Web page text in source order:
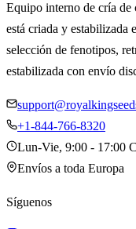
Equipo interno de cría de
está criada y estabilizada
selección de fenotipos,
estabilizada con envío
+1-844-766-8320
Lun-Vie, 9:00 - 17:00
Envíos a toda Europa
Síguenos